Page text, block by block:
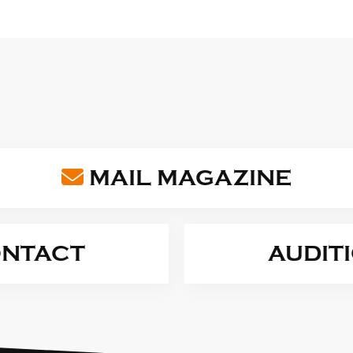
MAIL MAGAZINE